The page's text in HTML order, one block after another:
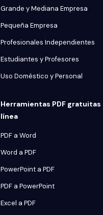
Grande y Mediana Empresa
Pequeña Empresa
Profesionales Independientes
Estudiantes y Profesores
Uso Doméstico y Personal
Herramientas PDF gratuitas
línea
PDF a Word
Word a PDF
PowerPoint a PDF
PDF a PowerPoint
Excel a PDF